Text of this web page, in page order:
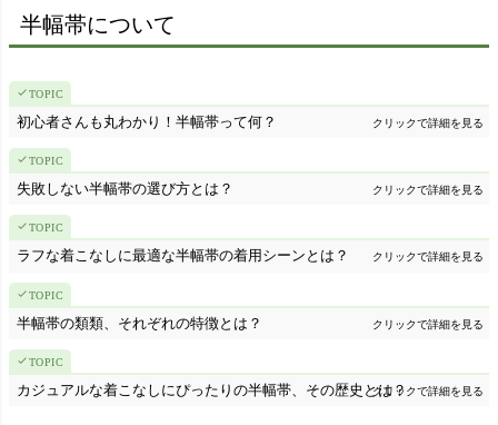
半幅帯について
初心者さんも丸わかり！半幅帯って何？ クリックで詳細を見る
失敗しない半幅帯の選び方とは？ クリックで詳細を見る
ラフな着こなしに最適な半幅帯の着用シーンとは？ クリックで詳細を見る
半幅帯の類類、それぞれの特徴とは？ クリックで詳細を見る
カジュアルな着こなしにぴったりの半幅帯、その歴史とは？クリックで詳細を見る